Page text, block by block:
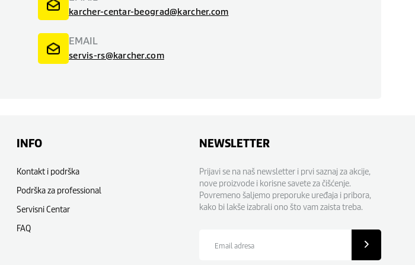
karcher-centar-beograd@karcher.com
EMAIL
servis-rs@karcher.com
INFO
Kontakt i podrška
Podrška za professional
Servisni Centar
FAQ
NEWSLETTER
Prijavi se na naš newsletter i prvi saznaj za akcije,
nove proizvode i korisne savete za čišćenje.
Povremeno šaljemo preporuke uređaja i pribora,
kako bi lakše izabrali ono što vam zaista treba.
adresa